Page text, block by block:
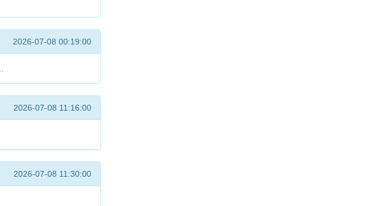
2026-07-08 00:19:00
2026-07-08 11:16:00
2026-07-08 11:30:00